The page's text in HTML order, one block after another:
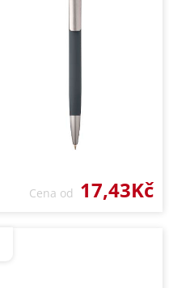
Cena od 17,43Kč